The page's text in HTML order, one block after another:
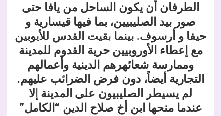
الطرفان أن يكون الساحل من يافا حتى
صور بيد الصليبيين، بما فيها قيسارية و
حيفا و أرسوف. بينما بقيت القدس للأيوبين
مع إعطاء الأوروبيين حرية القدوم للمدينة
وممارسة شعائهرهم الدينية وأعمالهم
التجارية أيضاً، دون فرض الضرائب عليهم.
لم يسيطر الصليبيون على المدينة إلا
عندما منحها ابن أخ صلاح الدين “الكامل”